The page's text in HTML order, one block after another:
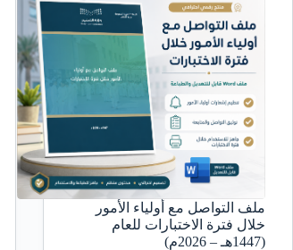
ملف التواصل مع أولياء الأمور
خلال فترة الاختبارات للعام
(1447هـ – 2026م)